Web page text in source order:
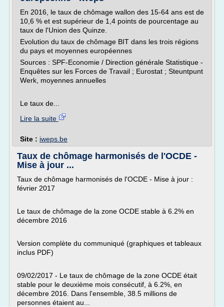
En 2016, le taux de chômage wallon des 15-64 ans est de
10,6 % et est supérieur de 1,4 points de pourcentage au
taux de l'Union des Quinze.
Evolution du taux de chômage BIT dans les trois régions
du pays et moyennes européennes
Sources : SPF-Economie / Direction générale Statistique -
Enquêtes sur les Forces de Travail ; Eurostat ; Steuntpunt
Werk, moyennes annuelles
Le taux de...
Lire la suite
Site : iweps.be
Taux de chômage harmonisés de l'OCDE -
Mise à jour ...
Taux de chômage harmonisés de l'OCDE - Mise à jour :
février 2017
Le taux de chômage de la zone OCDE stable à 6.2% en
décembre 2016
Version complète du communiqué (graphiques et tableaux
inclus PDF)
09/02/2017 - Le taux de chômage de la zone OCDE était
stable pour le deuxième mois consécutif, à 6.2%, en
décembre 2016. Dans l'ensemble, 38.5 millions de
personnes étaient au...